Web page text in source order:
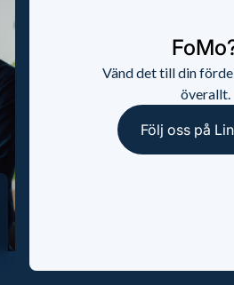
Vänd det till din
överallt.
Följ oss på